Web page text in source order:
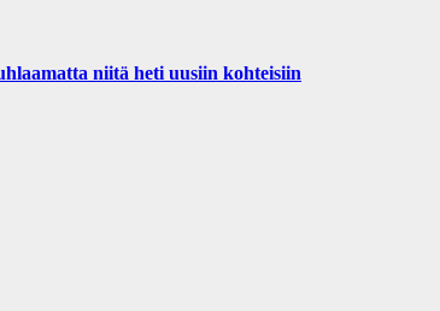
niitä heti uusiin kohteisiin